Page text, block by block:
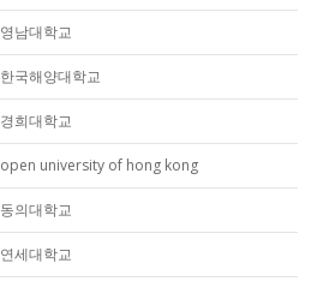
영남대학교
한국해양대학교
경희대학교
open university of hong kong
동의대학교
연세대학교